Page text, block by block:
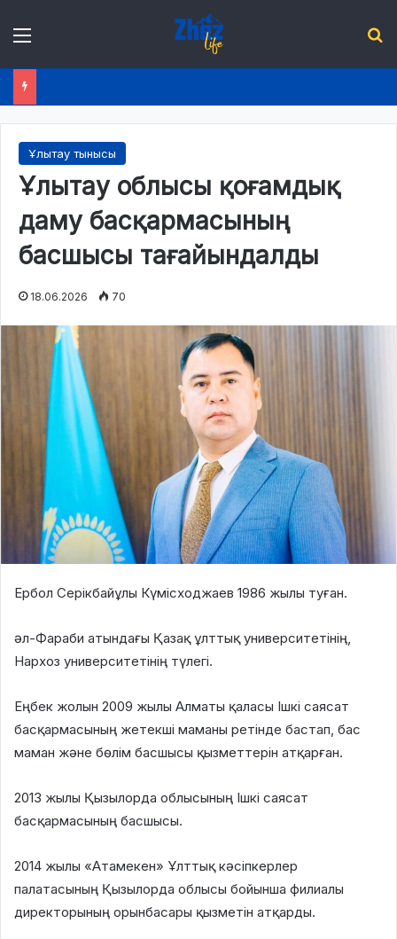
Ұлытау тынысы
Ұлытау облысы қоғамдық
даму басқармасының
басшысы тағайындалды
18.06.2026 70
Ербол Серікбайұлы Күмісходжаев 1986 жылы туған.
әл-Фараби атындағы Қазақ ұлттық университетінің,
Нархоз университетінің түлегі.
Еңбек жолын 2009 жылы Алматы қаласы Ішкі саясат
басқармасының жетекші маманы ретінде бастап, бас
маман және бөлім басшысы қызметтерін атқарған.
2013 жылы Қызылорда облысының Ішкі саясат
басқармасының басшысы.
2014 жылы «Атамекен» Ұлттық кәсіпкерлер
палатасының Қызылорда облысы бойынша филиалы
директорының орынбасары қызметін атқарды.